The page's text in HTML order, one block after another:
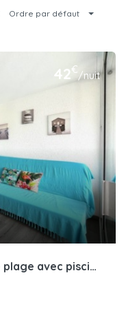
Ordre par défaut
42€/nuit
Studio double cabine proche plage avec piscine